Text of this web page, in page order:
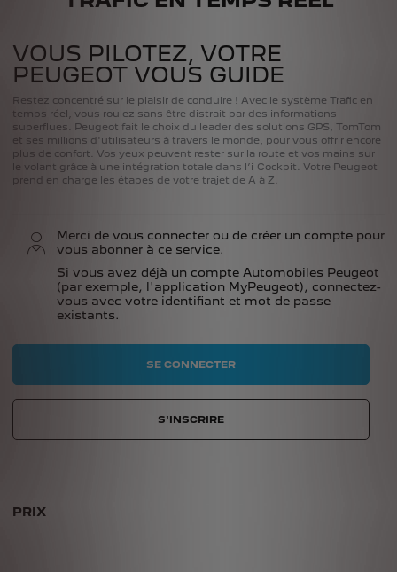
VOUS PILOTEZ, VOTRE
PEUGEOT VOUS GUIDE
Restez concentré sur le plaisir de conduire ! Avec le système Trafic en
temps réel, vous roulez sans être distrait par des informations
superflues. Peugeot fait le choix du leader des solutions GPS, TomTom
et ses millions d'utilisateurs à travers le monde, pour vous offrir encore
plus de confort. Vos yeux peuvent rester sur la route et vos mains sur
le volant grâce à une intégration totale dans l’i-Cockpit. Votre Peugeot
prend en charge les étapes de votre trajet de A à Z.
Merci de vous connecter ou de créer un compte pour
vous abonner à ce service.
Si vous avez déjà un compte Automobiles Peugeot
(par exemple, l'application MyPeugeot), connectez-
vous avec votre identifiant et mot de passe
existants.
SE CONNECTER
S'INSCRIRE
PRIX